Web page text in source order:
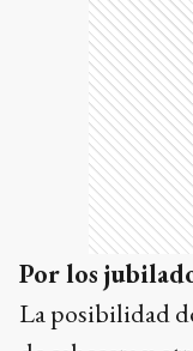
Por los
La posibilidad